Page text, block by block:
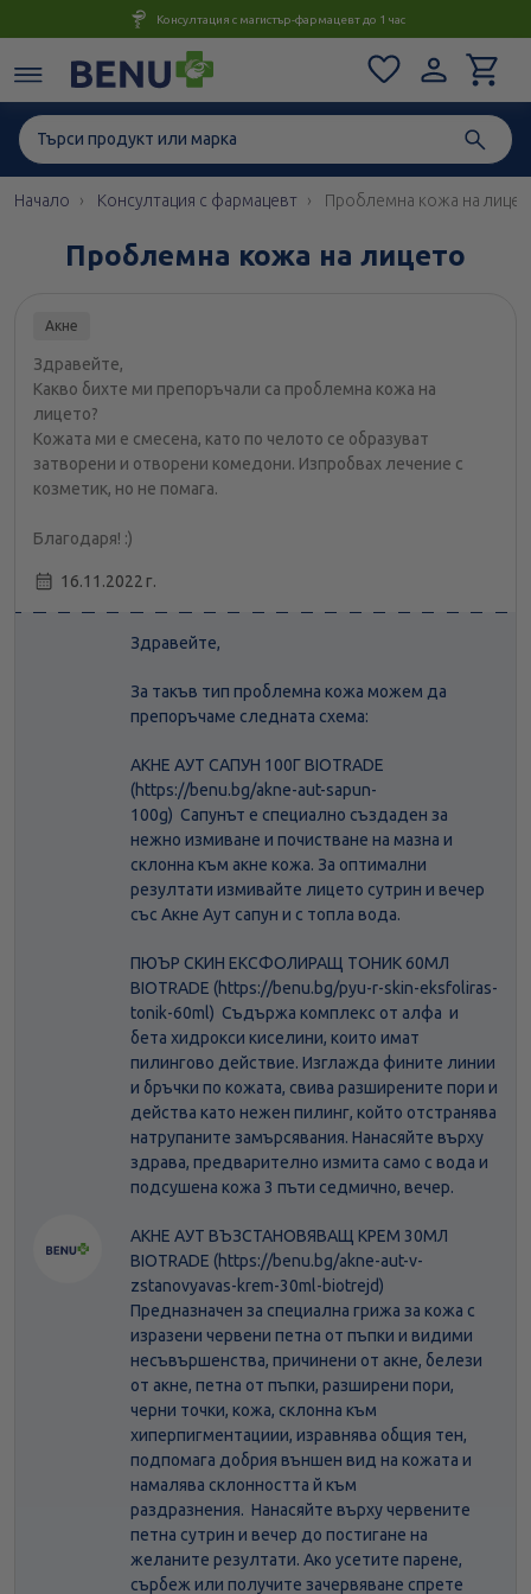
Консултация с магистър-фармацевт до 1 час
Начало Консултация с фармацевт Проблемна кожа на
Проблемна кожа на лицето
Акне
Здравейте,
Какво бихте ми препоръчали са проблемна кожа на
лицето?
Кожата ми е смесена, като по челото се образуват
затворени и отворени комедони. Изпробвах лечение с
козметик, но не помага.
Благодаря! :)
16.11.2022 г.
Здравейте,
За такъв тип проблемна кожа можем да
препоръчаме следната схема:
АКНЕ АУТ САПУН 100Г BIOTRADE
(https://benu.bg/akne-aut-sapun-
100g) Сапунът е специално създаден за
нежно измиване и почистване на мазна и
склонна към акне кожа. За оптимални
резултати измивайте лицето сутрин и вечер
със Акне Аут сапун и с топла вода.
ПЮЪР СКИН ЕКСФОЛИРАЩ ТОНИК 60МЛ
BIOTRADE (https://benu.bg/pyu-r-skin-eksfoliras-
tonik-60ml) Съдържа комплекс от алфа и
бета хидрокси киселини, които имат
пилингово действие. Изглажда фините линии
и бръчки по кожата, свива разширените пори и
действа като нежен пилинг, който отстранява
натрупаните замърсявания. Нанасяйте върху
здрава, предварително измита само с вода и
подсушена кожа 3 пъти седмично, вечер.
АКНЕ АУТ ВЪЗСТАНОВЯВАЩ КРЕМ 30МЛ
BIOTRADE (https://benu.bg/akne-aut-v-
zstanovyavas-krem-30ml-biotrejd)
Предназначен за специална грижа за кожа с
изразени червени петна от пъпки и видими
несъвършенства, причинени от акне, белези
от акне, петна от пъпки, разширени пори,
черни точки, кожа, склонна към
хиперпигментациии, изравнява общия тен,
подпомага добрия външен вид на кожата и
намалява склонността й към
раздразнения. Нанасяйте върху червените
петна сутрин и вечер до постигане на
желаните резултати. Ако усетите парене,
сърбеж или получите зачервяване спрете